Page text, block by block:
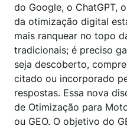
do Google, o ChatGPT,
da otimização digital
mais ranquear no topo
tradicionais; é preciso
seja descoberto,
citado ou incorporado
respostas. Essa nova
de Otimização para
ou GEO. O objetivo do